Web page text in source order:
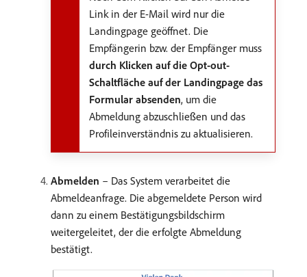
Link in der E-Mail wird nur die
Landingpage geöffnet. Die
Empfängerin bzw. der Empfänger muss
durch Klicken auf die Opt-out-
Schaltfläche auf der Landingpage das
Formular absenden, um die
Abmeldung abzuschließen und das
Profileinverständnis zu aktualisieren.
Abmelden – Das System verarbeitet die
Abmeldeanfrage. Die abgemeldete Person wird
dann zu einem Bestätigungsbildschirm
weitergeleitet, der die erfolgte Abmeldung
bestätigt.